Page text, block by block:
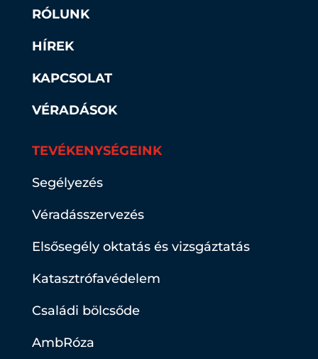
RÓLUNK
HÍREK
KAPCSOLAT
VÉRADÁSOK
TEVÉKENYSÉGEINK
Segélyezés
Véradásszervezés
Elsősegély oktatás és vizsgáztatás
Katasztrófavédelem
Családi bölcsőde
AmbRóza